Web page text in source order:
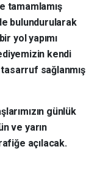
tamamlamış
bulundurularak
yol yapımı
kendi
sağlanmış
günlük
ve yarın
açılacak.